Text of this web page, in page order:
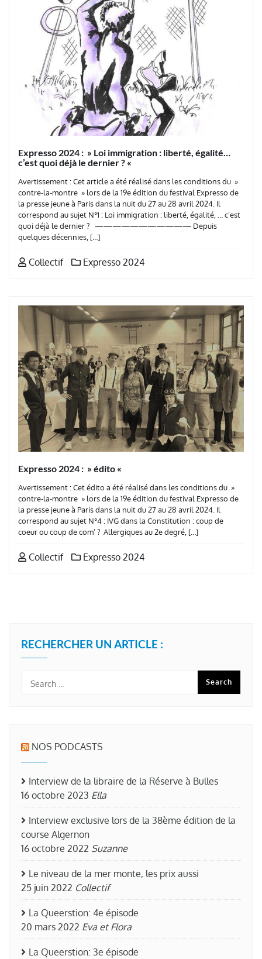
Expresso 2024 : » Loi immigration : liberté, égalité…
c’est quoi déjà le dernier ? «
Avertissement : Cet article a été réalisé dans les conditions du »
contre-la-montre » lors de la 19e édition du festival Expresso de
la presse jeune à Paris dans la nuit du 27 au 28 avril 2024. Il
correspond au sujet N°1 : Loi immigration : liberté, égalité, … c’est
quoi déjà le dernier ? ——————————— Depuis
quelques décennies, […]
Collectif Expresso 2024
Expresso 2024 : » édito «
Avertissement : Cet édito a été réalisé dans les conditions du »
contre-la-montre » lors de la 19e édition du festival Expresso de
la presse jeune à Paris dans la nuit du 27 au 28 avril 2024. Il
correspond au sujet N°4 : IVG dans la Constitution : coup de
coeur ou coup de com’ ? Allergiques au 2e degré, […]
Collectif Expresso 2024
RECHERCHER UN ARTICLE :
NOS PODCASTS
Interview de la libraire de la Réserve à Bulles
16 octobre 2023 Ella
Interview exclusive lors de la 38ème édition de la
course Algernon
16 octobre 2022 Suzanne
Le niveau de la mer monte, les prix aussi
25 juin 2022 Collectif
La Queerstion: 4e épisode
20 mars 2022 Eva et Flora
La Queerstion: 3e épisode